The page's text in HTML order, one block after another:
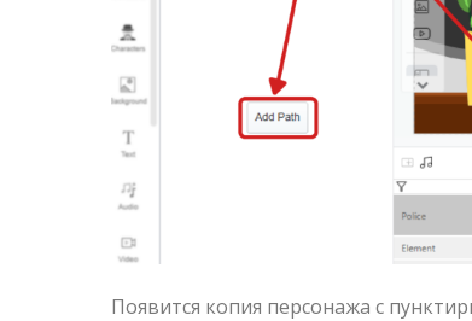
Появится копия персонажа с